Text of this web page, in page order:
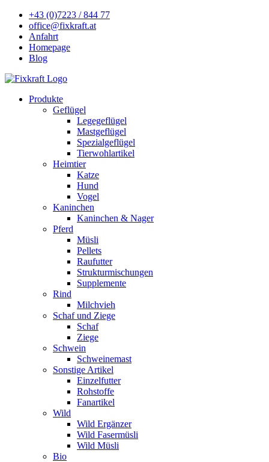
+43 (0)7223 / 844 77
office@fixkraft.at
Anfahrt
Homepage
Blog
Produkte
Geflügel
Legegeflügel
Mastgeflügel
Spezialgeflügel
Tierwohlartikel
Heimtier
Katze
Hund
Vogel
Kaninchen
Kaninchen & Nager
Pferd
Müsli
Pellets
Raufutter
Strukturmischungen
Supplemente
Rind
Milchvieh
Schaf und Ziege
Schaf
Ziege
Schwein
Schweinemast
Sonstige Artikel
Einzelfutter
Rohstoffe
Fanartikel
Wild
Wild Ergänzer
Wild Fasermüsli
Wild Müsli
Bio